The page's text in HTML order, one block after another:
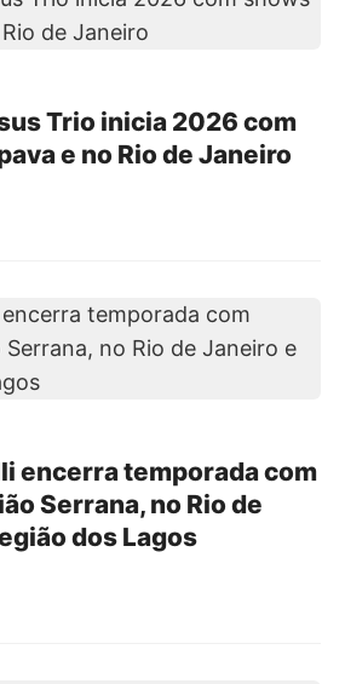
Trio inicia 2026 com
e no Rio de Janeiro
encerra temporada com
Serrana, no Rio de
dos Lagos